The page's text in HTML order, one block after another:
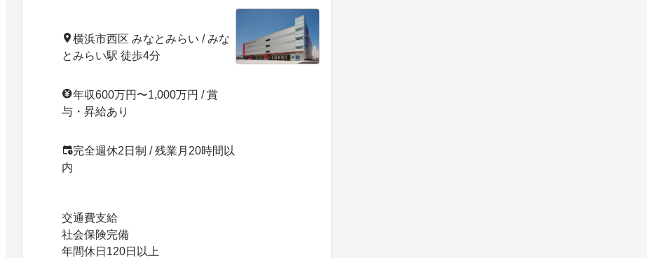
横浜市西区 みなとみらい / みな
とみらい駅 徒歩4分
年収600万円〜1,000万円 / 賞
与・昇給あり
完全週休2日制 / 残業月20時間以
内
交通費支給
社会保険完備
年間休日120日以上